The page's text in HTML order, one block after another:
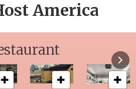
America